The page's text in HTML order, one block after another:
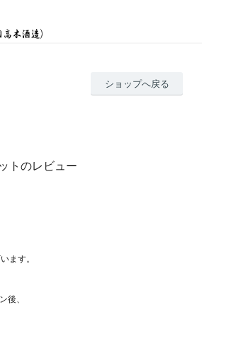
ショップへ戻る
トのレビュー
ます。
後、